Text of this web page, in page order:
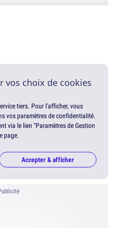
vos choix de cookies
tiers. Pour l'afficher, vous
vos paramètres de confidentialité.
via le lien "Paramètres de Gestion
page.
Accepter & afficher